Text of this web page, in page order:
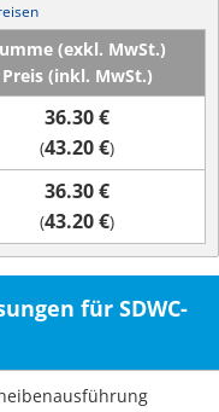
(exkl. MwSt.)
Preis (inkl. MwSt.)
36.30 €
(43.20 €)
36.30 €
(43.20 €)
für SDWC-